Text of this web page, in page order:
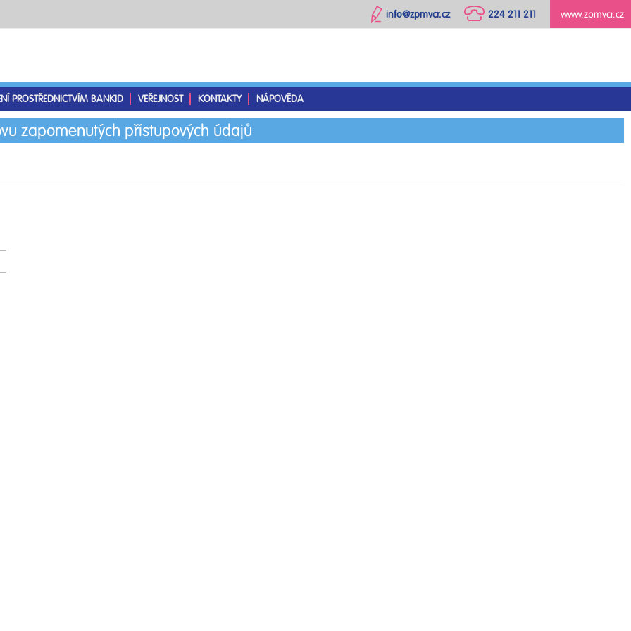
www.zpmvcr.cz
224 211 211
info@zpmvcr.cz
PROSTŘEDNICTVÍM BANKID VEŘEJNOST KONTAKTY NÁPOVĚDA
zapomenutých přístupových údajů